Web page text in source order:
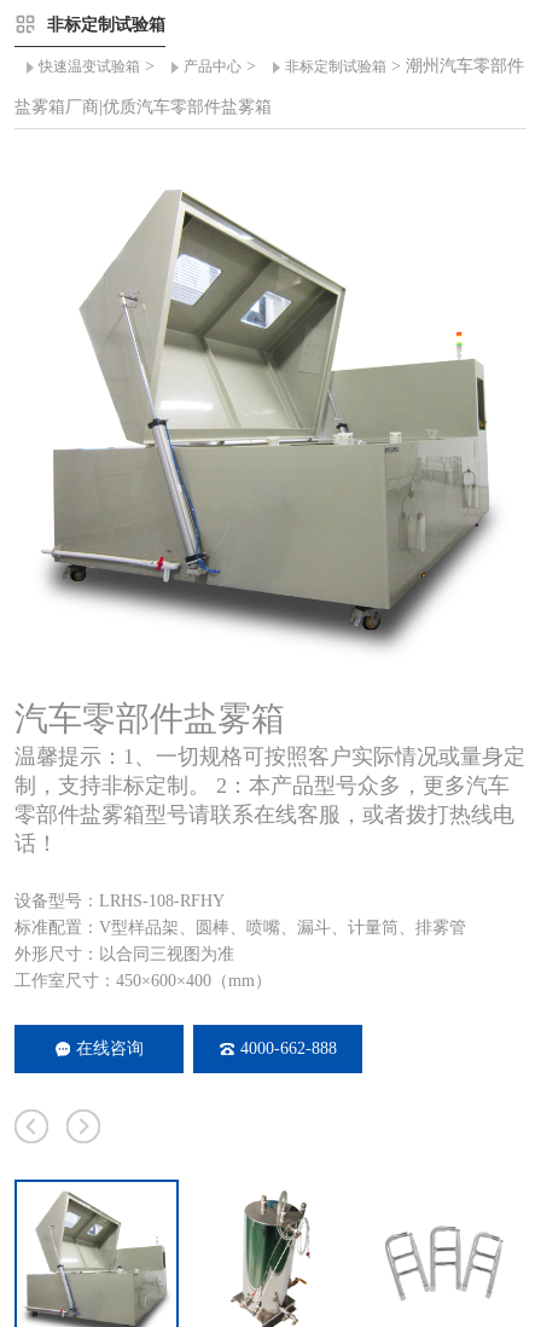
非标定制试验箱
快速温变试验箱 > 产品中心 > 非标定制试验箱 > 潮州汽车零部件
盐雾箱厂商|优质汽车零部件盐雾箱
汽车零部件盐雾箱
温馨提示：1、一切规格可按照客户实际情况或量身定
制，支持非标定制。 2：本产品型号众多，更多汽车
零部件盐雾箱型号请联系在线客服，或者拨打热线电
话！
设备型号：LRHS-108-RFHY
标准配置：V型样品架、圆棒、喷嘴、漏斗、计量筒、排雾管
外形尺寸：以合同三视图为准
工作室尺寸：450×600×400（mm）
在线咨询 4000-662-888